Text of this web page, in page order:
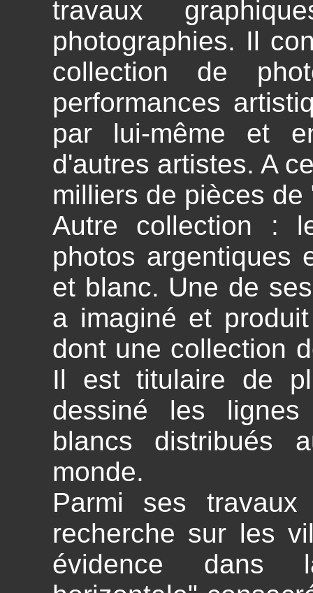
travaux
photographies. Il
collection de
performances
par lui-même et
d'autres artistes. A
milliers de pièces de
Autre collection :
photos argentiques
et blanc. Une de
a imaginé et
dont une collection
Il est titulaire de
dessiné les
blancs distribués
monde.
Parmi ses travaux
recherche sur les
évidence dans